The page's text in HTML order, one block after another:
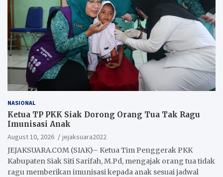
NASIONAL
Ketua TP PKK Siak Dorong Orang Tua Tak Ragu
Imunisasi Anak
August 10, 2026
jejaksuara2022
JEJAKSUARA.COM (SIAK)– Ketua Tim Penggerak PKK
Kabupaten Siak Siti Sarifah, M.Pd, mengajak orang tua tidak
ragu memberikan imunisasi kepada anak sesuai jadwal